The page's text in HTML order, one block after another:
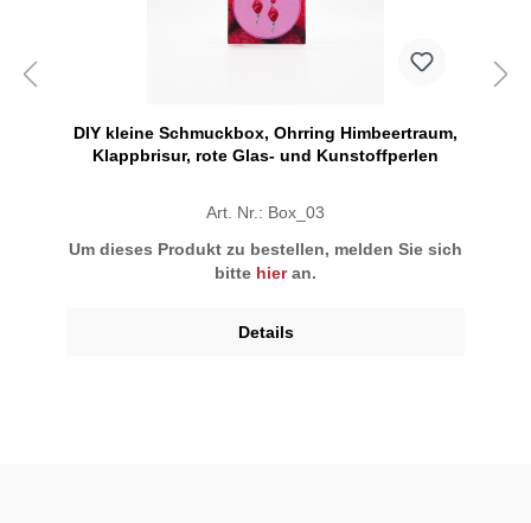
DIY kleine Schmuckbox, Ohrring Himbeertraum,
Klappbrisur, rote Glas- und Kunstoffperlen
Art. Nr.: Box_03
Um dieses Produkt zu bestellen, melden Sie sich
bitte hieran.
Details